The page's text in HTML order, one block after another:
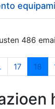
486
Orrialdea
17 18